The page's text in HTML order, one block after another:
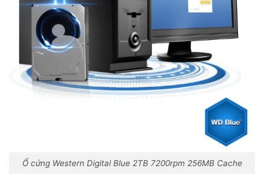
Ổ cứng Western Digital Blue 2TB 7200rpm 256MB Cache